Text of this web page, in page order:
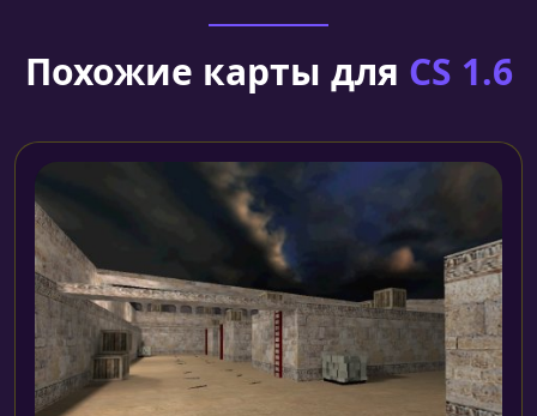
Похожие карты для CS 1.6